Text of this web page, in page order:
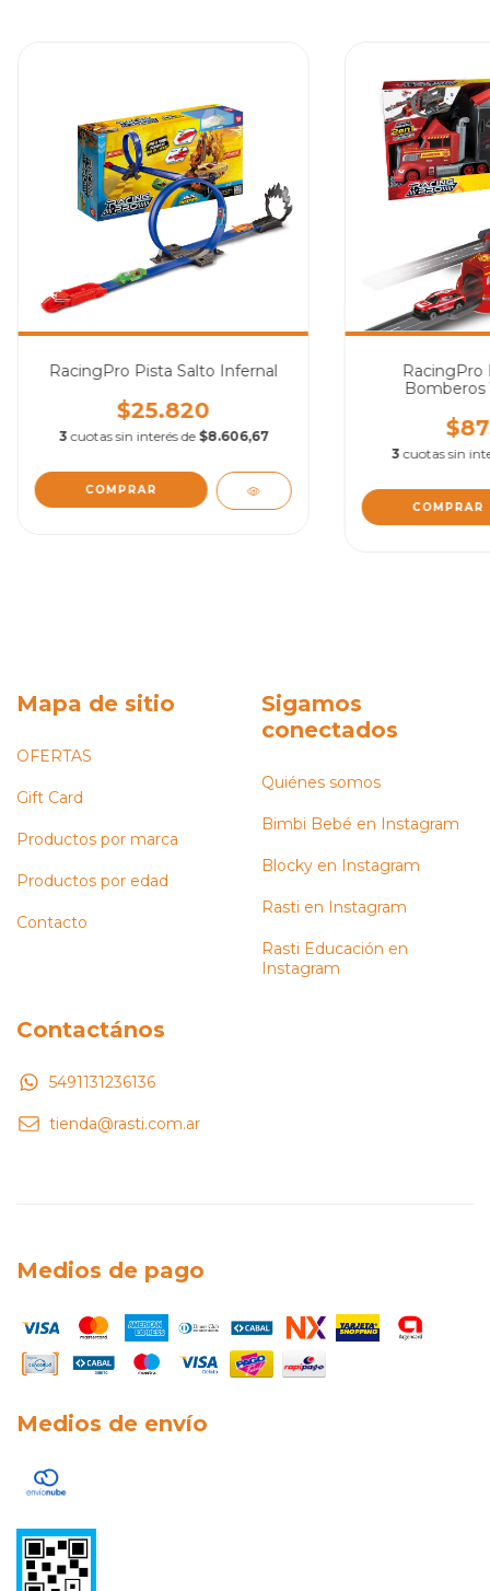
RacingPro Pista Salto Infernal
$25.820
3 cuotas sin interés de $8.606,67
RacingPro
Bomberos
3 cuotas sin
Mapa de sitio
OFERTAS
Gift Card
Productos por marca
Productos por edad
Contacto
Sigamos
conectados
Quiénes somos
Bimbi Bebé en Instagram
Blocky en Instagram
Rasti en Instagram
Rasti Educación en
Instagram
Contactános
5491131236136
tienda@rasti.com.ar
Medios de pago
Medios de envío